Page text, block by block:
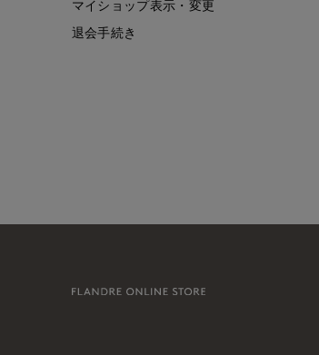
マイショップ表示・変更
退会手続き